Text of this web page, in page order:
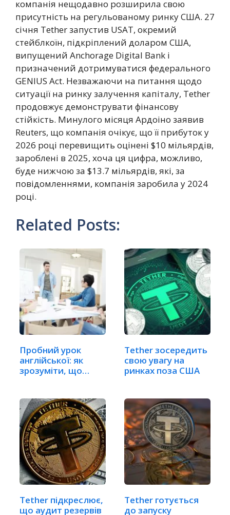
компанія нещодавно розширила свою
присутність на регульованому ринку США. 27
січня Tether запустив USAT, окремий
стейблкоїн, підкріплений доларом США,
випущений Anchorage Digital Bank і
призначений дотримуватися федерального
GENIUS Act. Незважаючи на питання щодо
ситуації на ринку залучення капіталу, Tether
продовжує демонструвати фінансову
стійкість. Минулого місяця Ардоіно заявив
Reuters, що компанія очікує, що її прибуток у
2026 році перевищить оцінені $10 мільярдів,
зароблені в 2025, хоча ця цифра, можливо,
буде нижчою за $13.7 мільярдів, які, за
повідомленнями, компанія заробила у 2024
році.
Related Posts:
Пробний урок
англійської: як
зрозуміти, що
Tether зосередить
свою увагу на
ринках поза США
Tether підкреслює,
що аудит резервів
Tether готується
до запуску